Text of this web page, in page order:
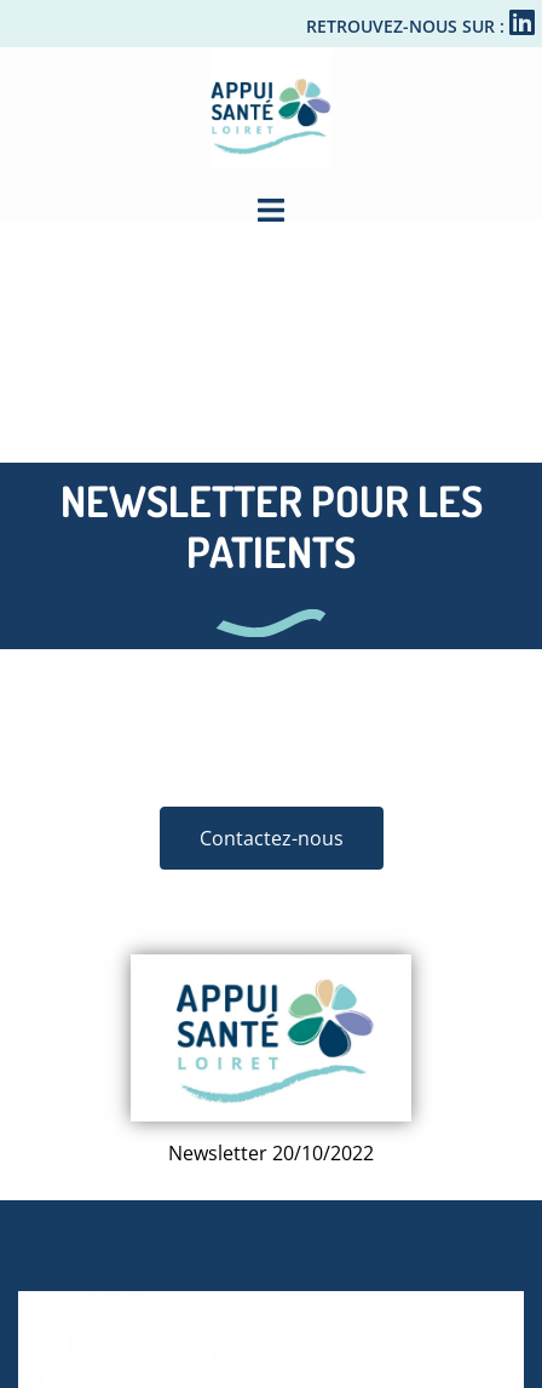
RETROUVEZ-NOUS SUR :
NEWSLETTER POUR LES
PATIENTS
Contactez-nous
Newsletter 20/10/2022